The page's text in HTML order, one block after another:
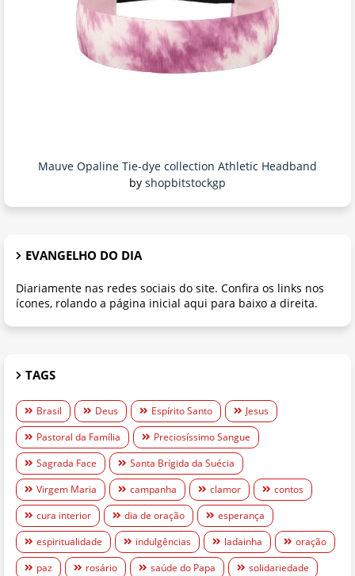
Mauve Opaline Tie-dye collection Athletic Headband
by shopbitstockgp
EVANGELHO DO DIA
Diariamente nas redes sociais do site. Confira os links nos
ícones, rolando a página inicial aqui para baixo a direita.
TAGS
Brasil Deus Espírito Santo
Jesus
Pastoral da Família
Preciosíssimo Sangue
Sagrada Face
Santa Brígida da Suécia
Virgem Maria
campanha clamor
contos
cura interior
dia de oração
esperança
espiritualidade
indulgências ladainha
oração
paz
rosário saúde do Papa
solidariedade